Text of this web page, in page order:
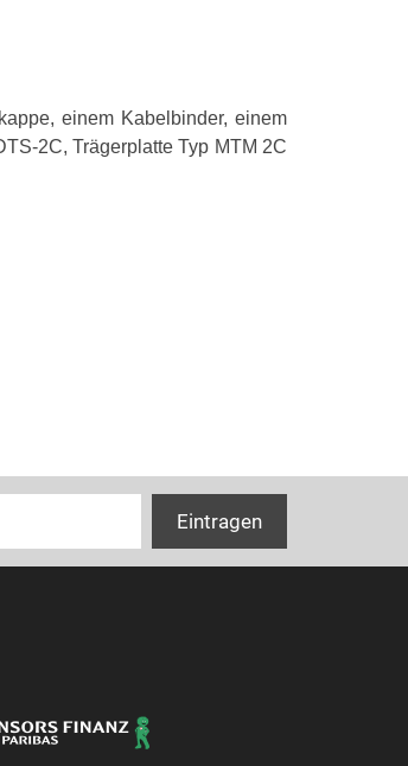
einem Kabelbinder, einem
2C, Trägerplatte Typ MTM 2C